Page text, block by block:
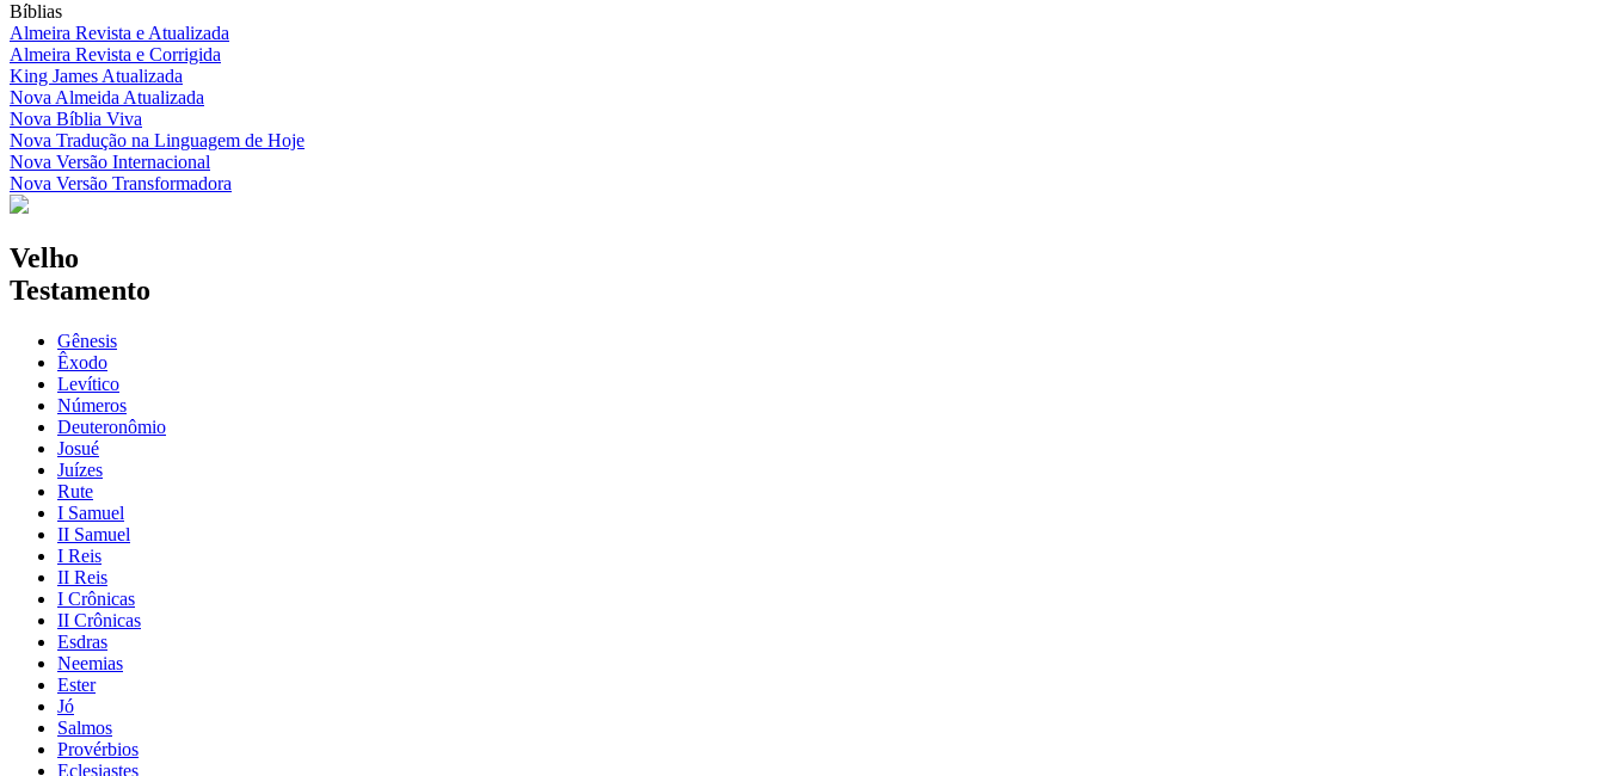
Bíblias
Almeira Revista e Atualizada
Almeira Revista e Corrigida
King James Atualizada
Nova Almeida Atualizada
Nova Bíblia Viva
Nova Tradução na Linguagem de Hoje
Nova Versão Internacional
Nova Versão Transformadora
Velho
Testamento
Gênesis
Êxodo
Levítico
Números
Deuteronômio
Josué
Juízes
Rute
I Samuel
II Samuel
I Reis
II Reis
I Crônicas
II Crônicas
Esdras
Neemias
Ester
Jó
Salmos
Provérbios
Eclesiastes